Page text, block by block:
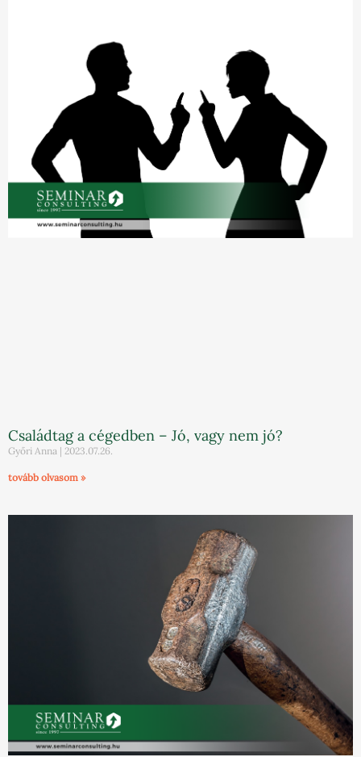
Családtag a cégedben – Jó, vagy nem jó?
Győri Anna 2023.07.26.
tovább olvasom »